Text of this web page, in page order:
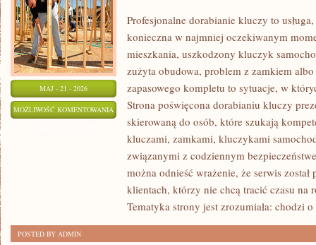
MAJ - 21 - 2026
MOŻLIWOŚĆ KOMENTOWANIA DORABIANIE
KLUCZYKÓW
Profesjonalne dorabianie kluczy to
konieczna w najmniej oczekiwanym
mieszkania, uszkodzony kluczyk
zużyta obudowa, problem z zamkiem
zapasowego kompletu to sytuacje, w
Strona poświęcona dorabianiu kluczy
skierowaną do osób, które szukają
kluczami, zamkami, kluczykami
związanymi z codziennym
można odnieść wrażenie, że serwis
klientach, którzy nie chcą tracić czasu na
Tematyka strony jest zrozumiała: chodzi
POSTED BY ADMIN